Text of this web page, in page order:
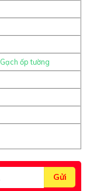
Gạch ốp tường